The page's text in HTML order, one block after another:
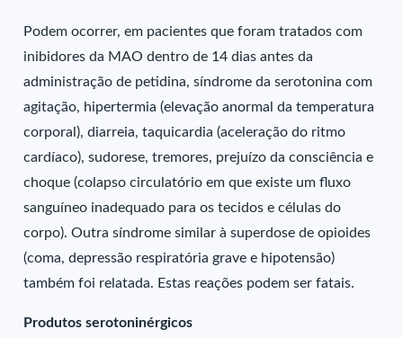
Podem ocorrer, em pacientes que foram tratados com
inibidores da MAO dentro de 14 dias antes da
administração de petidina, síndrome da serotonina com
agitação, hipertermia (elevação anormal da temperatura
corporal), diarreia, taquicardia (aceleração do ritmo
cardíaco), sudorese, tremores, prejuízo da consciência e
choque (colapso circulatório em que existe um fluxo
sanguíneo inadequado para os tecidos e células do
corpo). Outra síndrome similar à superdose de opioides
(coma, depressão respiratória grave e hipotensão)
também foi relatada. Estas reações podem ser fatais.
Produtos serotoninérgicos